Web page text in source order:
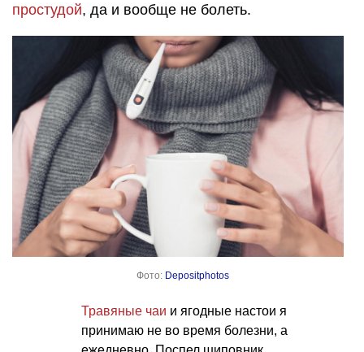
простудой, да и вообще не болеть.
Фото: Depositphotos
Травяные чаи и ягодные настои я
принимаю не во время болезни, а